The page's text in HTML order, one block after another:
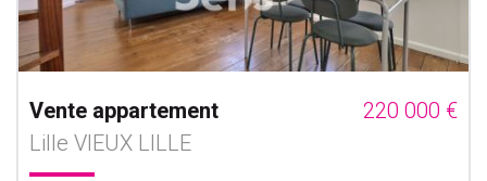
Vente appartement
220 000 €
Lille VIEUX LILLE